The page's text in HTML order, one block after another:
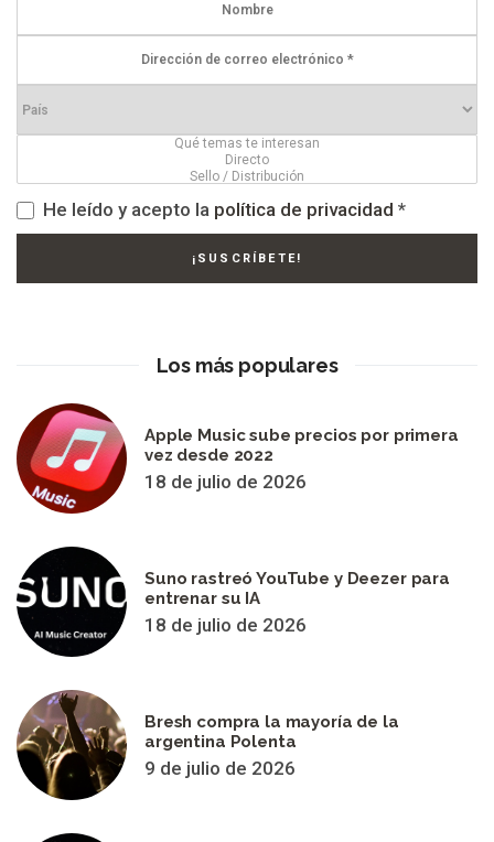
He leído y acepto la política de privacidad *
Los más populares
Apple Music sube precios por primera
vez desde 2022
18 de julio de 2026
Suno rastreó YouTube y Deezer para
entrenar su IA
18 de julio de 2026
Bresh compra la mayoría de la
argentina Polenta
9 de julio de 2026